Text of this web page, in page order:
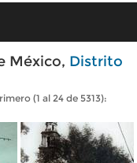
México, Distrito
(1 al 24 de 5313):